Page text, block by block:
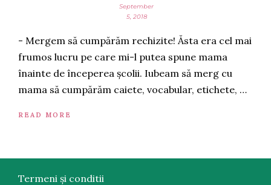
September
5, 2018
- Mergem să cumpărăm rechizite! Ăsta era cel mai
frumos lucru pe care mi-l putea spune mama
înainte de începerea școlii. Iubeam să merg cu
mama să cumpărăm caiete, vocabular, etichete, …
READ MORE
Termeni și conditii